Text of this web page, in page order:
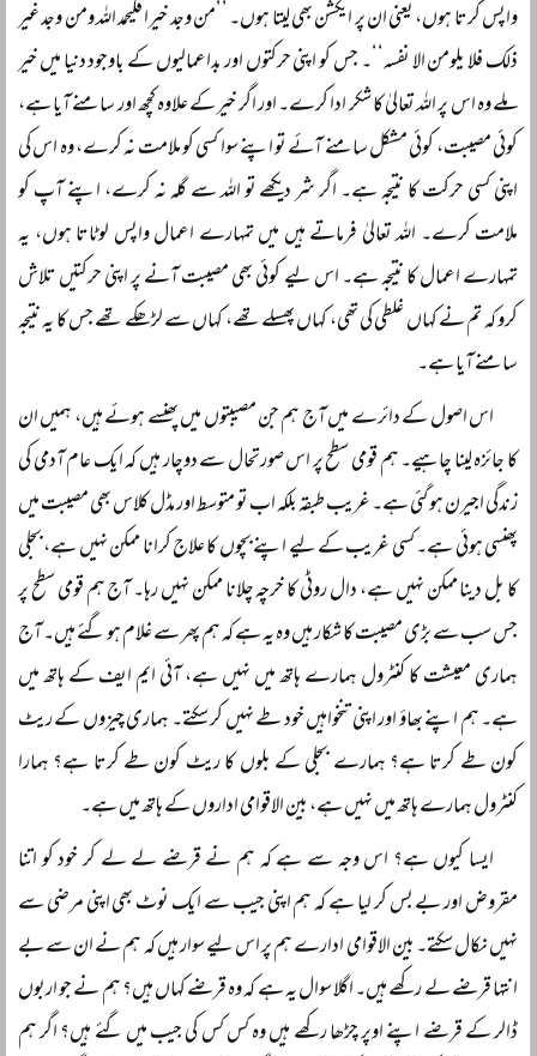
واپس کرتا ہوں، یعنی ان پر ایکشن بھی لیتا ہوں۔ ’’من وجد خیرا فلیحمد اللہ ومن وجد غیر
ذلک فلا یلومن الا نفسہ‘‘۔ جس کو اپنی حرکتوں اور بداعمالیوں کے باوجود دنیا میں خیر
ملے وہ اس پر اللہ تعالیٰ کا شکر ادا کرے۔ اور اگر خیر کے علاوہ کچھ اور سامنے آیا ہے،
کوئی مصیبت، کوئی مشکل سامنے آئے تو اپنے سوا کسی کو ملامت نہ کرے، وہ اس کی
اپنی کسی حرکت کا نتیجہ ہے۔ اگر شر دیکھے تو اللہ سے گلہ نہ کرے، اپنے آپ کو
ملامت کرے۔ اللہ تعالیٰ فرماتے ہیں میں تمہارے اعمال واپس لوٹاتا ہوں، یہ
تمہارے اعمال کا نتیجہ ہے۔ اس لیے کوئی بھی مصیبت آنے پر اپنی حرکتیں تلاش
کرو کہ تم نے کہاں غلطی کی تھی، کہاں پھسلے تھے، کہاں سے لڑھکے تھے جس کا یہ نتیجہ
سامنے آیا ہے۔
اس اصول کے دائرے میں آج ہم جن مصیبتوں میں پھنسے ہوئے ہیں، ہمیں ان
کا جائزہ لینا چاہیے۔ ہم قومی سطح پر اس صورتحال سے دوچار ہیں کہ ایک عام آدمی کی
زندگی اجیرن ہو گئی ہے۔ غریب طبقہ بلکہ اب تو متوسط اور مڈل کلاس بھی مصیبت میں
پھنسی ہوئی ہے۔ کسی غریب کے لیے اپنے بچوں کا علاج کرانا ممکن نہیں ہے، بجلی
کا بل دینا ممکن نہیں ہے، دال روٹی کا خرچہ چلانا ممکن نہیں رہا۔ آج ہم قومی سطح پر
جس سب سے بڑی مصیبت کا شکار ہیں وہ یہ ہے کہ ہم پھر سے غلام ہو گئے ہیں۔ آج
ہماری معیشت کا کنٹرول ہمارے ہاتھ میں نہیں ہے، آئی ایم ایف کے ہاتھ میں
ہے۔ ہم اپنے بھاؤ اور اپنی تنخواہیں خود طے نہیں کر سکتے۔ ہماری چیزوں کے ریٹ
کون طے کرتا ہے؟ ہمارے بجلی کے بلوں کا ریٹ کون طے کرتا ہے؟ ہمارا
کنٹرول ہمارے ہاتھ میں نہیں ہے، بین الاقوامی اداروں کے ہاتھ میں ہے۔
ایسا کیوں ہے؟ اس وجہ سے ہے کہ ہم نے قرضے لے لے کر خود کو اتنا
مقروض اور بے بس کر لیا ہے کہ ہم اپنی جیب سے ایک نوٹ بھی اپنی مرضی سے
نہیں نکال سکتے۔ بین الاقوامی ادارے ہم پر اس لیے سوار ہیں کہ ہم نے ان سے بے
انتہا قرضے لے رکھے ہیں۔ اگلا سوال یہ ہے کہ وہ قرضے کہاں ہیں؟ ہم نے جو اربوں
ڈالر کے قرضے اپنے اوپر چڑھا رکھے ہیں وہ کس کس کی جیب میں گئے ہیں؟ اگر ہم